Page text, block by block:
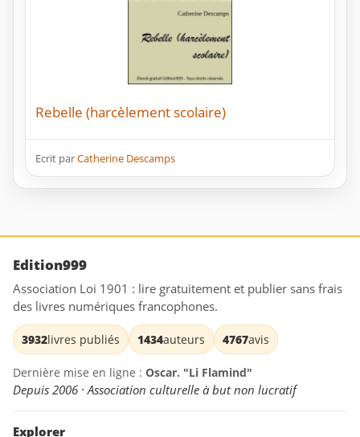
Rebelle (harcèlement scolaire)
Ecrit parCatherine Descamps
Edition999
Association Loi 1901 : lire gratuitement et publier sans frais
des livres numériques francophones.
3932livres publiés 1434auteurs 4767avis
Dernière mise en ligne : Oscar. "Li Flamind"
Depuis 2006 · Association culturelle à but non lucratif
Explorer